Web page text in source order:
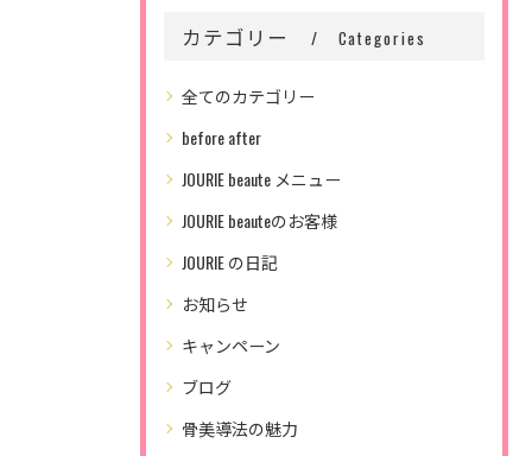
カテゴリー Categories
全てのカテゴリー
before after
JOURIE beaute メニュー
JOURIE beauteのお客様
JOURIE の日記
お知らせ
キャンペーン
ブログ
骨美導法の魅力